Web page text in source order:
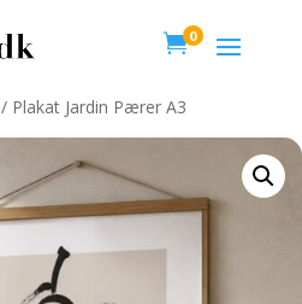
0
/ Plakat Jardin Pærer A3